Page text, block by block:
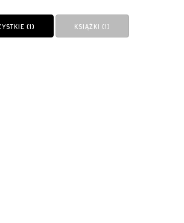
(1) KSIĄŻKI (1)